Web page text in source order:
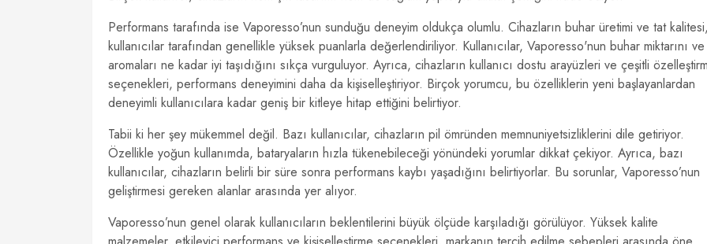
Performans tarafında ise Vaporesso’nun sunduğu deneyim oldukça olumlu. Cihazların buhar üretimi ve tat kalitesi,
kullanıcılar tarafından genellikle yüksek puanlarla değerlendiriliyor. Kullanıcılar, Vaporesso'nun buhar miktarını ve
aromaları ne kadar iyi taşıdığını sıkça vurguluyor. Ayrıca, cihazların kullanıcı dostu arayüzleri ve çeşitli
seçenekleri, performans deneyimini daha da kişiselleştiriyor. Birçok yorumcu, bu özelliklerin yeni başlayanlardan
deneyimli kullanıcılara kadar geniş bir kitleye hitap ettiğini belirtiyor.
Tabii ki her şey mükemmel değil. Bazı kullanıcılar, cihazların pil ömründen memnuniyetsizliklerini dile getiriyor.
Özellikle yoğun kullanımda, bataryaların hızla tükenebileceği yönündeki yorumlar dikkat çekiyor. Ayrıca, bazı
kullanıcılar, cihazların belirli bir süre sonra performans kaybı yaşadığını belirtiyorlar. Bu sorunlar, Vaporesso’nun
geliştirmesi gereken alanlar arasında yer alıyor.
Vaporesso’nun genel olarak kullanıcıların beklentilerini büyük ölçüde karşıladığı görülüyor. Yüksek kalite